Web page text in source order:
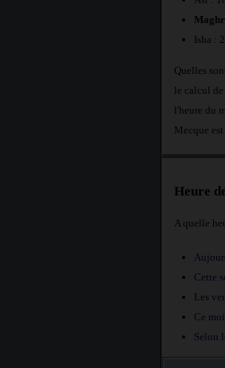
Isha :
Quelles
le calcul
l'heure du
Mecque est
Heure
A quelle
Cette
Les
Ce
Selon